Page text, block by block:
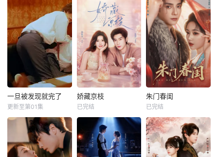
一旦被发现就完了
更新至第01集
娇藏京枝
已完结
朱门春闺
已完结